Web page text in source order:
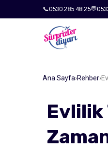
📞0530 285 48 25💬
Ana Sayfa›Rehber›
Evlilik